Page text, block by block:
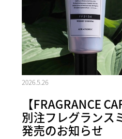
2026.5.26
【FRAGRANCE
別注フレグランス
発売のお知らせ